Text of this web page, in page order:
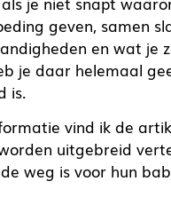
geven, samen
en wat je
je daar helemaal
is.
vind ik de
uitgebreid
weg is voor hun